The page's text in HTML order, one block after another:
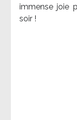
immense joie
soir !